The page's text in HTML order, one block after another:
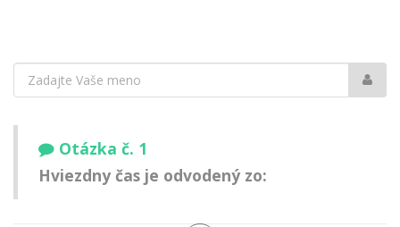
Vaše
meno:
Otázka č. 1
Hviezdny čas je odvodený zo: